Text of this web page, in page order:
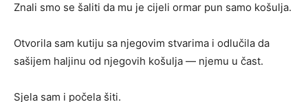
Znali smo se šaliti da mu je cijeli ormar pun samo košulja.
Otvorila sam kutiju sa njegovim stvarima i odlučila da
sašijem haljinu od njegovih košulja — njemu u čast.
Sjela sam i počela šiti.